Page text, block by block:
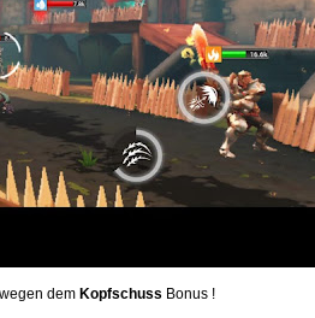
dem Kopfschuss Bonus !